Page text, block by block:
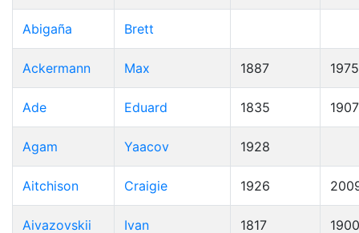
Abigaña Brett
Ackermann Max 1887 1975
Ade Eduard 1835 1907
Agam Yaacov 1928
Aitchison Craigie 1926
Aivazovskii
Ivan
1817 1900